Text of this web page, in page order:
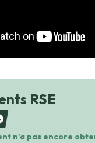
RSE
n'a pas encore